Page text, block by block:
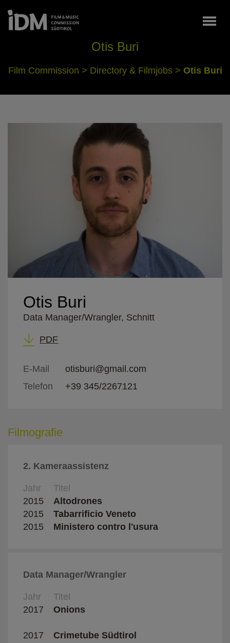
Otis Buri
Film Commission > Directory & Filmjobs> Otis Buri
Otis Buri
Data Manager/Wrangler, Schnitt
PDF
E-Mail
otisburi@gmail.com
Telefon
+39 345/2267121
Filmografie
2. Kameraassistenz
Jahr Titel
2015
Altodrones
2015
Tabarrificio Veneto
2015
Ministero contro l'usura
Data Manager/Wrangler
Jahr Titel
2017
Onions
2017
Crimetube Südtirol